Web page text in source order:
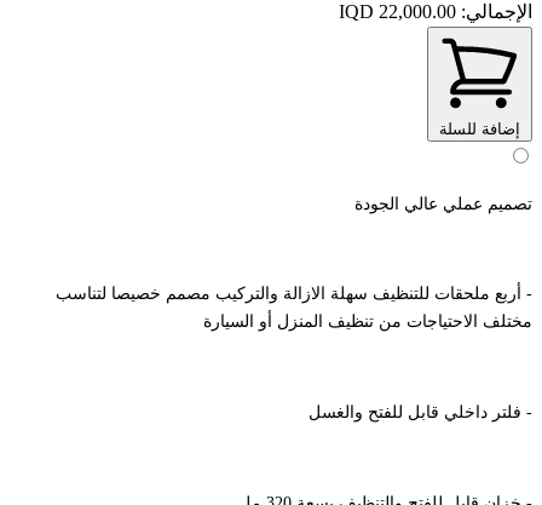
الإجمالي: IQD 22,000.00
إضافة للسلة
تصميم عملي عالي الجودة
- أربع ملحقات للتنظيف سهلة الازالة والتركيب مصمم خصيصا لتناسب
مختلف الاحتياجات من تنظيف المنزل أو السيارة
- فلتر داخلي قابل للفتح والغسل